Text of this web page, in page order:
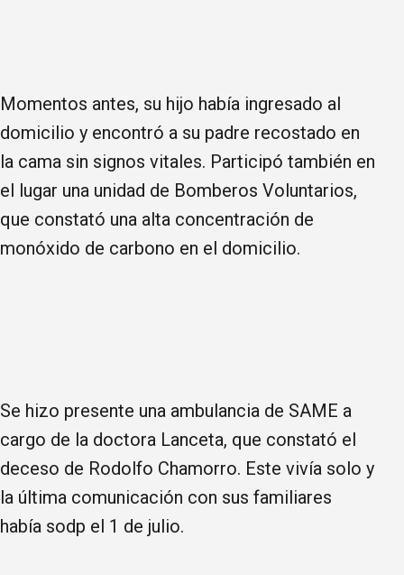
Momentos antes, su hijo había ingresado al
domicilio y encontró a su padre recostado en
la cama sin signos vitales. Participó también en
el lugar una unidad de Bomberos Voluntarios,
que constató una alta concentración de
monóxido de carbono en el domicilio.
Se hizo presente una ambulancia de SAME a
cargo de la doctora Lanceta, que constató el
deceso de Rodolfo Chamorro. Este vivía solo y
la última comunicación con sus familiares
había sodp el 1 de julio.